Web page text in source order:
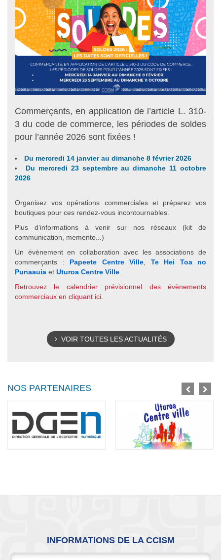
Commerçants, en application de l’article L. 310-
3 du code de commerce, les périodes de soldes
pour l’année 2026 sont fixées !
Du mercredi 14 janvier au dimanche 8 février 2026
Du mercredi 23 septembre au dimanche 11 octobre
2026
Organisez vos opérations commerciales et préparez vos
boutiques pour ces rendez-vous incontournables.
Plus d’informations à venir sur nos réseaux (kit de
communication, memento...)
Un évènement en collaboration avec les associations de
commerçants : Papeete Centre Ville
Te Hei Toa no
Punaauia et Uturoa Centre Ville
Retrouvez le calendrier prévisionnel des évènements
commerciaux en cliquant ici.
VOIR TOUTES LES ACTUALITÉS
NOS PARTENAIRES
INFORMATIONS DE LA CCISM